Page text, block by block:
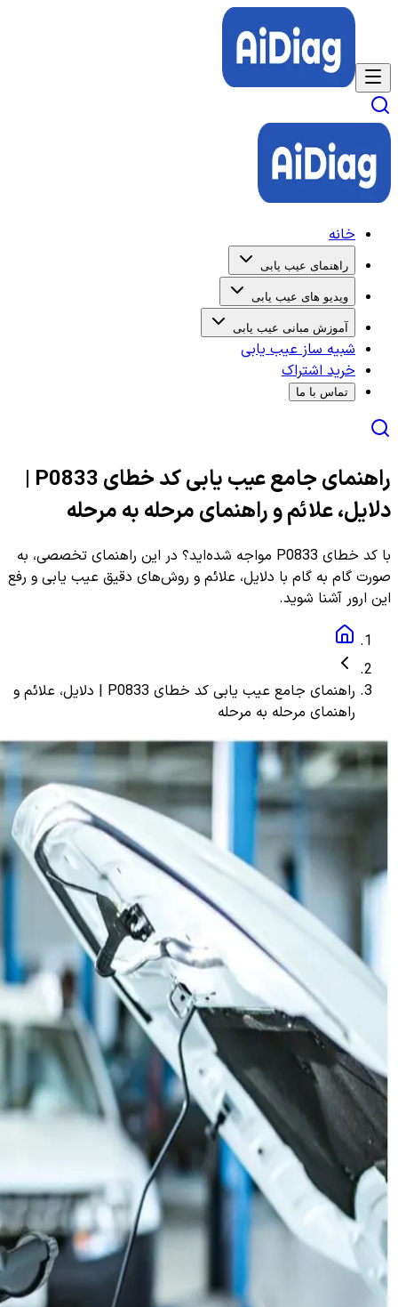
خانه
راهنمای عیب یابی
ویدیو های عیب یابی
آموزش مبانی عیب یابی
شبیه ساز عیب یابی
خرید اشتراک
تماس با ما
راهنمای جامع عیب یابی کد خطای P0833 |
دلایل، علائم و راهنمای مرحله به مرحله
با کد خطای P0833 مواجه شده‌اید؟ در این راهنمای تخصصی، به
صورت گام به گام با دلایل، علائم و روش‌های دقیق عیب یابی و رفع
این ارور آشنا شوید.
راهنمای جامع عیب یابی کد خطای P0833 | دلایل، علائم و
راهنمای مرحله به مرحله